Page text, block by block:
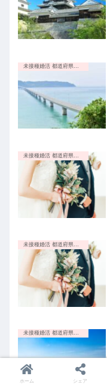
未接種婚活 都道府県別の特徴
未接種婚活 都道府県別の特徴
未接種婚活 都道府県別の特徴
ホーム シェア